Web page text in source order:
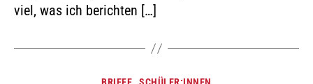
viel, was ich berichten […]